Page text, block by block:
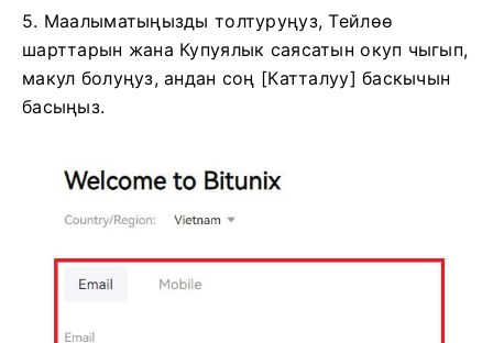
5. Маалыматыңызды толтуруңуз, Тейлөө
шарттарын жана Купуялык саясатын окуп чыгып,
макул болуңуз, андан соң [Катталуу] баскычын
басыңыз.